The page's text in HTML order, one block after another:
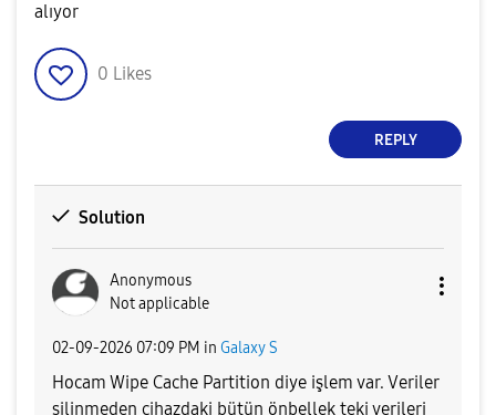
alıyor
0 Likes
REPLY
Solution
Anonymous
Not applicable
‎02-09-2026 07:09 PM in Galaxy S
Hocam Wipe Cache Partition diye işlem var. Veriler
silinmeden cihazdaki bütün önbellek teki verileri